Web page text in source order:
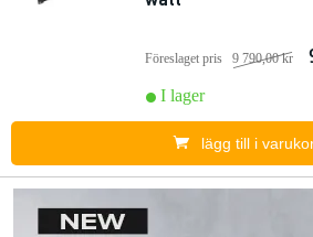
Föreslaget pris 9 790,00 kr
I lager
lägg till i